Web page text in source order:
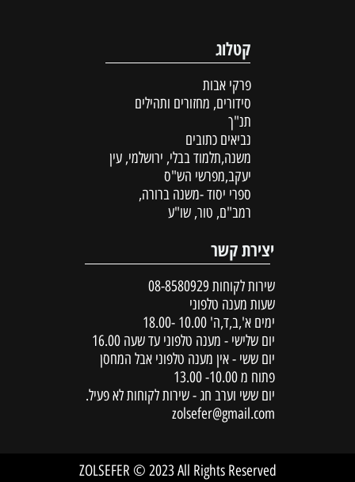
קטלוג
פרקי אבות
סידורים, מחזורים ותהילים
תנ"ך
נביאים כתובים
משנה,תלמוד בבלי, ירושלמי, עין
יעקב,מפרשי הש"ס
ספרי יסוד -משנה ברורה,
רמב"ם, טור, שו"ע
יצירת קשר
שירות לקוחות 08-8580929
שעות מענה טלפוני
ימים א',ב,ד,ה' 10.00 -18.00
יום שלישי - מענה טלפוני עד שעה 16.00
יום ששי - אין מענה טלפוני אבל המחסן
פתוח מ 10.00- 13.00
יום ששי וערב חג - שירות לקוחות לא פעיל.
zolsefer@gmail.com
ZOLSEFER © 2023 All Rights Reserved